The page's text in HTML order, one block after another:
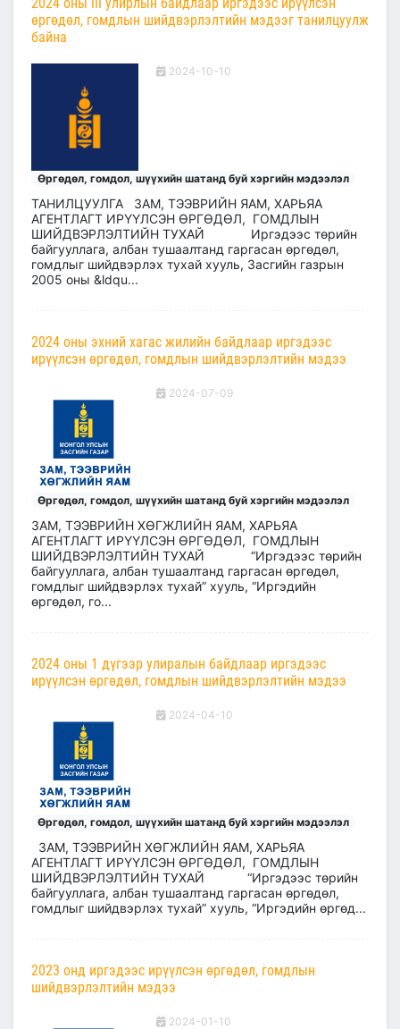
өргөдөл, гомдлын шийдвэрлэлтийн мэдээг танилцуулж
байна
2024-10-10
Өргөдөл, гомдол, шүүхийн шатанд буй хэргийн мэдээлэл
ТАНИЛЦУУЛГА ЗАМ, ТЭЭВРИЙН ЯАМ, ХАРЬЯА
АГЕНТЛАГТ ИРҮҮЛСЭН ӨРГӨДӨЛ, ГОМДЛЫН
ШИЙДВЭРЛЭЛТИЙН ТУХАЙ Иргэдээс төрийн
байгууллага, албан тушаалтанд гаргасан өргөдөл,
гомдлыг шийдвэрлэх тухай хууль, Засгийн газрын
2005 оны &ldqu...
2024 оны эхний хагас жилийн байдлаар иргэдээс
ирүүлсэн өргөдөл, гомдлын шийдвэрлэлтийн мэдээ
2024-07-09
Өргөдөл, гомдол, шүүхийн шатанд буй хэргийн мэдээлэл
ЗАМ, ТЭЭВРИЙН ХӨГЖЛИЙН ЯАМ, ХАРЬЯА
АГЕНТЛАГТ ИРҮҮЛСЭН ӨРГӨДӨЛ, ГОМДЛЫН
ШИЙДВЭРЛЭЛТИЙН ТУХАЙ “Иргэдээс төрийн
байгууллага, албан тушаалтанд гаргасан өргөдөл,
гомдлыг шийдвэрлэх тухай” хууль, “Иргэдийн
өргөдөл, го...
2024 оны 1 дүгээр улиралын байдлаар иргэдээс
ирүүлсэн өргөдөл, гомдлын шийдвэрлэлтийн мэдээ
2024-04-10
Өргөдөл, гомдол, шүүхийн шатанд буй хэргийн мэдээлэл
ЗАМ, ТЭЭВРИЙН ХӨГЖЛИЙН ЯАМ, ХАРЬЯА
АГЕНТЛАГТ ИРҮҮЛСЭН ӨРГӨДӨЛ, ГОМДЛЫН
ШИЙДВЭРЛЭЛТИЙН ТУХАЙ “Иргэдээс төрийн
байгууллага, албан тушаалтанд гаргасан өргөдөл,
гомдлыг шийдвэрлэх тухай” хууль, “Иргэдийн өргөд...
2023 онд иргэдээс ирүүлсэн өргөдөл, гомдлын
шийдвэрлэлтийн мэдээ
2024-01-10